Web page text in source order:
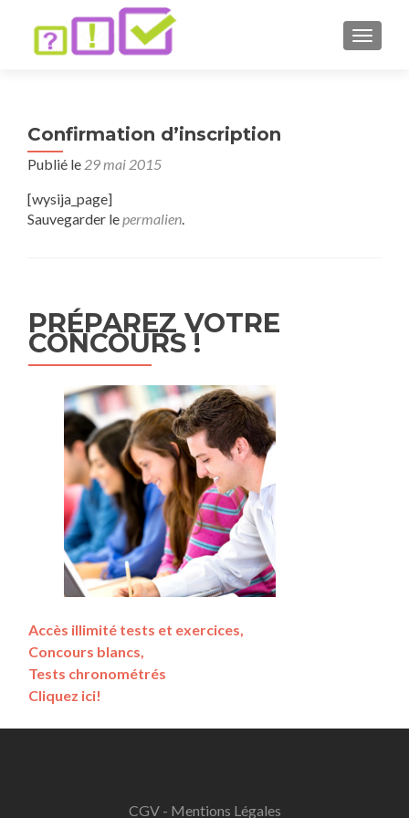
Confirmation d’inscription
Publié le 29 mai 2015
[wysija_page]
Sauvegarder lepermalien.
PRÉPAREZ VOTRE
CONCOURS !
Accès illimité tests et exercices,
Concours blancs,
Tests chronométrés
Cliquez ici!
CGV - Mentions Légales